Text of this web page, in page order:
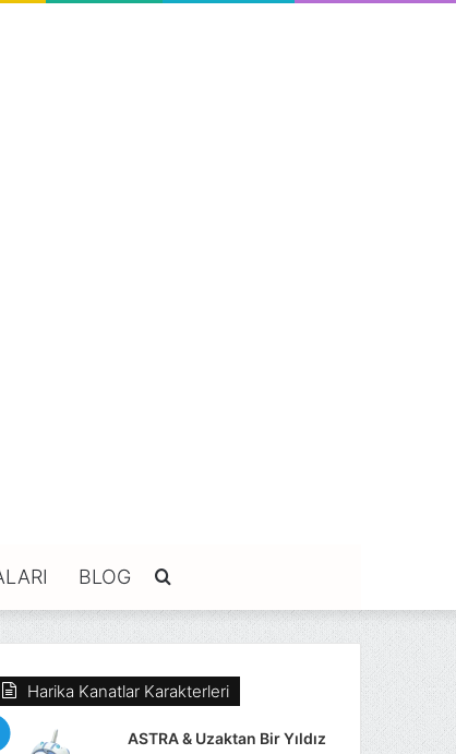
BLOG Arama
yap
...
Harika Kanatlar Karakterleri
ASTRA & Uzaktan Bir Yıldız